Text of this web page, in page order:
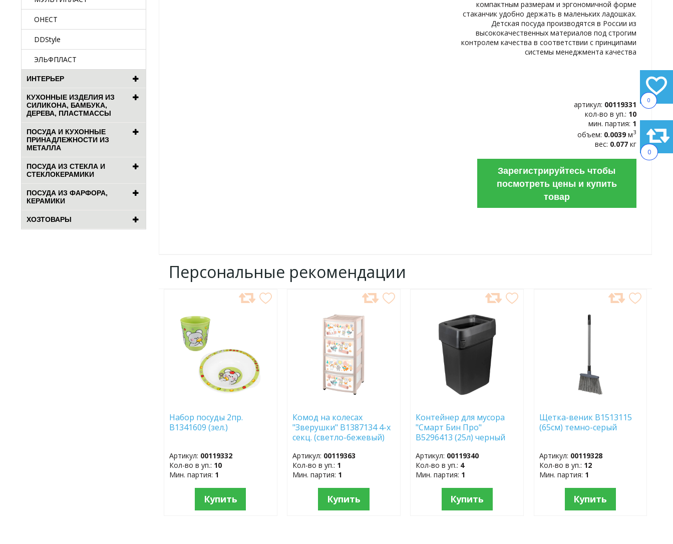
0
0
ОНЕСТ
DDStyle
ЭЛЬФПЛАСТ
ИНТЕРЬЕР
КУХОННЫЕ ИЗДЕЛИЯ ИЗ
СИЛИКОНА, БАМБУКА,
ДЕРЕВА, ПЛАСТМАССЫ
ПОСУДА И КУХОННЫЕ
ПРИНАДЛЕЖНОСТИ ИЗ
МЕТАЛЛА
ПОСУДА ИЗ СТЕКЛА И
СТЕКЛОКЕРАМИКИ
ПОСУДА ИЗ ФАРФОРА,
КЕРАМИКИ
ХОЗТОВАРЫ
компактным размерам и эргономичной форме
стаканчик удобно держать в маленьких ладошках.
Детская посуда производятся в России из
высококачественных материалов под строгим
контролем качества в соответствии с принципами
системы менеджмента качества
артикул: 00119331
кол-во в уп.: 10
мин. партия: 1
объем: 0.0039м3
вес: 0.077 кг
Зарегистрируйтесь чтобы
посмотреть цены и купить
товар
Персональные рекомендации
ИЗБРАННОЕ
Набор посуды 2пр.
B1341609 (зел.)
Артикул: 00119332
Кол-во в уп.: 10
Мин. партия: 1
Купить
ИЗБРАННОЕ
Комод на колесах
"Зверушки" B1387134 4-х
секц. (светло-бежевый)
Артикул: 00119363
Кол-во в уп.: 1
Мин. партия: 1
Купить
ИЗБРАННОЕ
Контейнер для мусора
"Смарт Бин Про"
B5296413 (25л) черный
Артикул: 00119340
Кол-во в уп.: 4
Мин. партия: 1
Купить
ИЗБРАННОЕ
Щетка-веник B1513115
(65см) темно-серый
Артикул: 00119328
Кол-во в уп.: 12
Мин. партия: 1
Купить